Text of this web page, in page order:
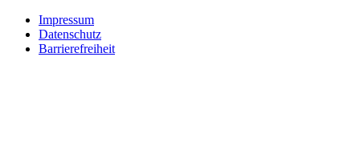
Impressum
Datenschutz
Barrierefreiheit